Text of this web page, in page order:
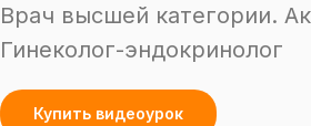
Врач высшей категории.
Гинеколог-эндокринолог
Купить видеоурок